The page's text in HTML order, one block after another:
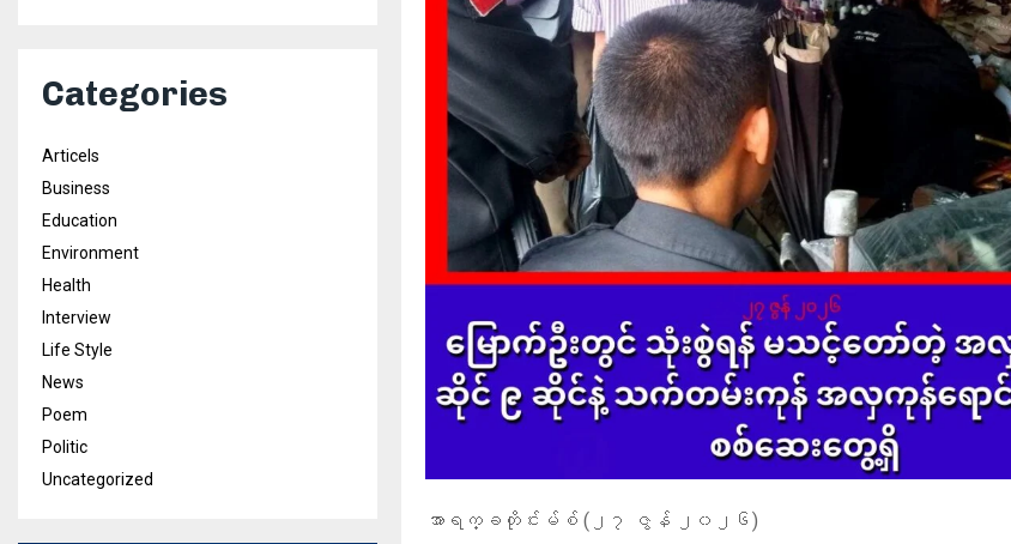
အာရက္ခတိုင်းမ်စ် (၂၇ ဇွန် ၂၀၂၆)
Categories
Articels
Business
Education
Environment
Health
Interview
Life Style
News
Poem
Politic
Uncategorized